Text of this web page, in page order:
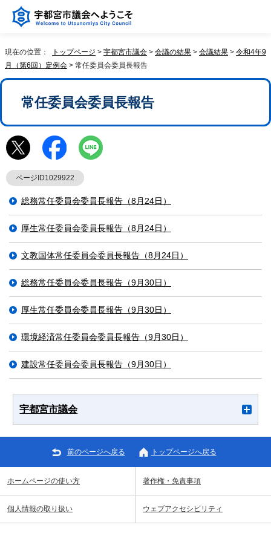
現在の位置： トップページ > 宇都宮市議会 > 会議の結果 > 会議結果 > 令和4年9
月（第6回）定例会 > 常任委員会委員長報告
常任委員会委員長報告
ページID1029922
総務常任委員会委員長報告（8月24日）
厚生常任委員会委員長報告（8月24日）
文教国体常任委員会委員長報告（8月24日）
総務常任委員会委員長報告（9月30日）
厚生常任委員会委員長報告（9月30日）
環境経済常任委員会委員長報告（9月30日）
建設常任委員会委員長報告（9月30日）
宇都宮市議会
前のページへ戻る トップページへ戻る
ホームページの使い方 著作権・免責事項
個人情報の取り扱い ウェブアクセシビリティ